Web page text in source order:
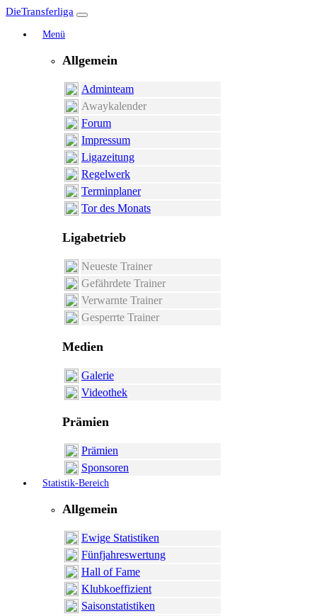
DieTransferliga
Menü
Allgemein
Adminteam
Awaykalender
Forum
Impressum
Ligazeitung
Regelwerk
Terminplaner
Tor des Monats
Ligabetrieb
Neueste Trainer
Gefährdete Trainer
Verwarnte Trainer
Gesperrte Trainer
Medien
Galerie
Videothek
Prämien
Prämien
Sponsoren
Statistik-Bereich
Allgemein
Ewige Statistiken
Fünfjahreswertung
Hall of Fame
Klubkoeffizient
Saisonstatistiken